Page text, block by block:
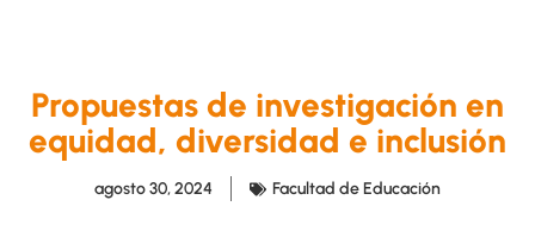
Propuestas de investigación en
equidad, diversidad e inclusión
agosto 30, 2024 Facultad de Educación